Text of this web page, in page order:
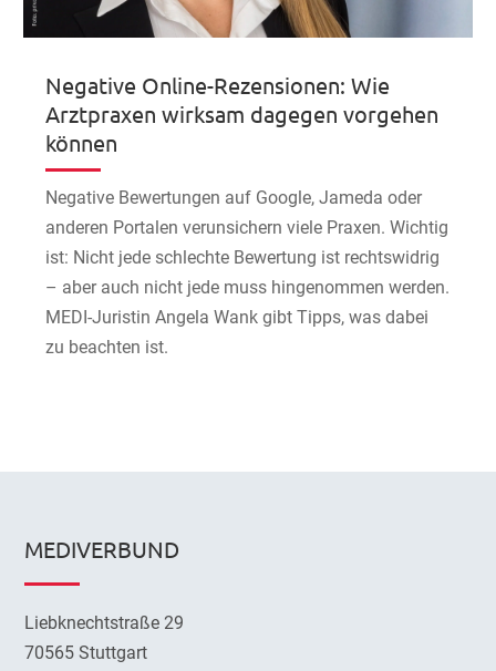
Negative Online-Rezensionen: Wie
Arztpraxen wirksam dagegen vorgehen
können
Negative Bewertungen auf Google, Jameda oder
anderen Portalen verunsichern viele Praxen. Wichtig
ist: Nicht jede schlechte Bewertung ist rechtswidrig
– aber auch nicht jede muss hingenommen werden.
MEDI-Juristin Angela Wank gibt Tipps, was dabei
zu beachten ist.
MEDIVERBUND
Liebknechtstraße 29
70565 Stuttgart